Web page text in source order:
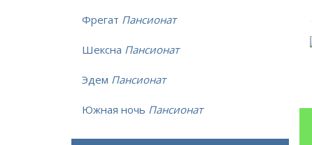
Фрегат Пансионат
Шексна Пансионат
Эдем Пансионат
Южная ночь Пансионат